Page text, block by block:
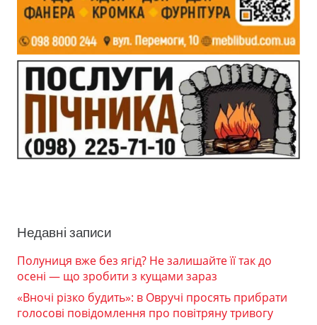
Недавні записи
Полуниця вже без ягід? Не залишайте її так до
осені — що зробити з кущами зараз
«Вночі різко будить»: в Овручі просять прибрати
голосові повідомлення про повітряну тривогу